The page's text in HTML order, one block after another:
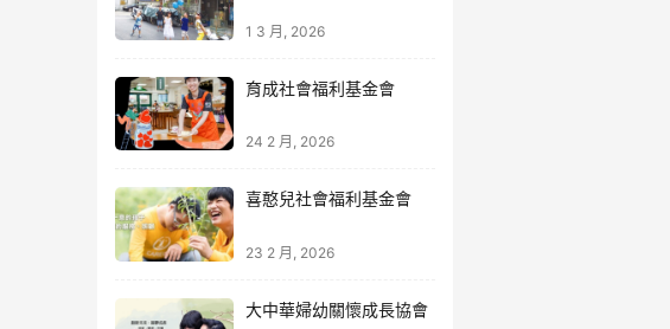
1 3 月, 2026
育成社會福利基金會
24 2 月, 2026
喜憨兒社會福利基金會
23 2 月, 2026
大中華婦幼關懷成長協會